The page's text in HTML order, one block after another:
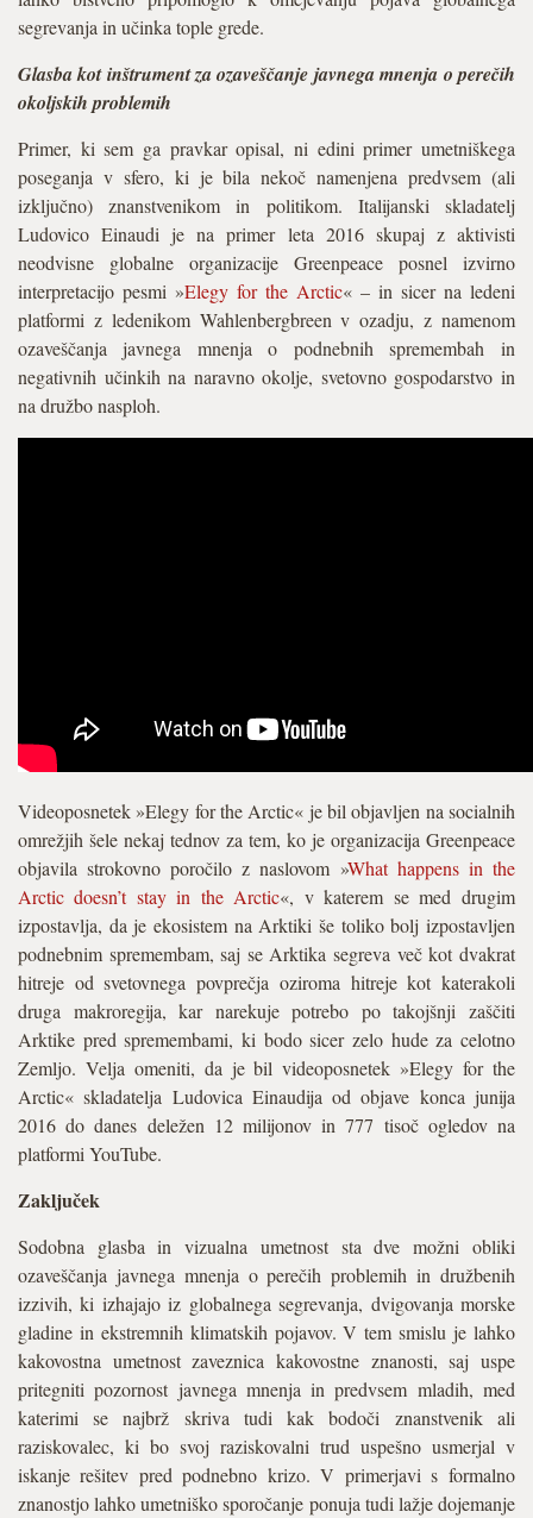
segrevanja in učinka tople grede.
Glasba kot inštrument za ozaveščanje javnega mnenja o perečih
okoljskih problemih
Primer, ki sem ga pravkar opisal, ni edini primer umetniškega
poseganja v sfero, ki je bila nekoč namenjena predvsem (ali
izključno) znanstvenikom in politikom. Italijanski skladatelj
Ludovico Einaudi je na primer leta 2016 skupaj z aktivisti
neodvisne globalne organizacije Greenpeace posnel izvirno
interpretacijo pesmi »Elegy for the Arctic« – in sicer na ledeni
platformi z ledenikom Wahlenbergbreen v ozadju, z namenom
ozaveščanja javnega mnenja o podnebnih spremembah in
negativnih učinkih na naravno okolje, svetovno gospodarstvo in
na družbo nasploh.
Videoposnetek »Elegy for the Arctic« je bil objavljen na socialnih
omrežjih šele nekaj tednov za tem, ko je organizacija Greenpeace
objavila strokovno poročilo z naslovom »What happens in the
Arctic doesn’t stay in the Arctic«, v katerem se med drugim
izpostavlja, da je ekosistem na Arktiki še toliko bolj izpostavljen
podnebnim spremembam, saj se Arktika segreva več kot dvakrat
hitreje od svetovnega povprečja oziroma hitreje kot katerakoli
druga makroregija, kar narekuje potrebo po takojšnji zaščiti
Arktike pred spremembami, ki bodo sicer zelo hude za celotno
Zemljo. Velja omeniti, da je bil videoposnetek »Elegy for the
Arctic« skladatelja Ludovica Einaudija od objave konca junija
2016 do danes deležen 12 milijonov in 777 tisoč ogledov na
platformi YouTube.
Zaključek
Sodobna glasba in vizualna umetnost sta dve možni obliki
ozaveščanja javnega mnenja o perečih problemih in družbenih
izzivih, ki izhajajo iz globalnega segrevanja, dvigovanja morske
gladine in ekstremnih klimatskih pojavov. V tem smislu je lahko
kakovostna umetnost zaveznica kakovostne znanosti, saj uspe
pritegniti pozornost javnega mnenja in predvsem mladih, med
katerimi se najbrž skriva tudi kak bodoči znanstvenik ali
raziskovalec, ki bo svoj raziskovalni trud uspešno usmerjal v
iskanje rešitev pred podnebno krizo. V primerjavi s formalno
znanostjo lahko umetniško sporočanje ponuja tudi lažje dojemanje